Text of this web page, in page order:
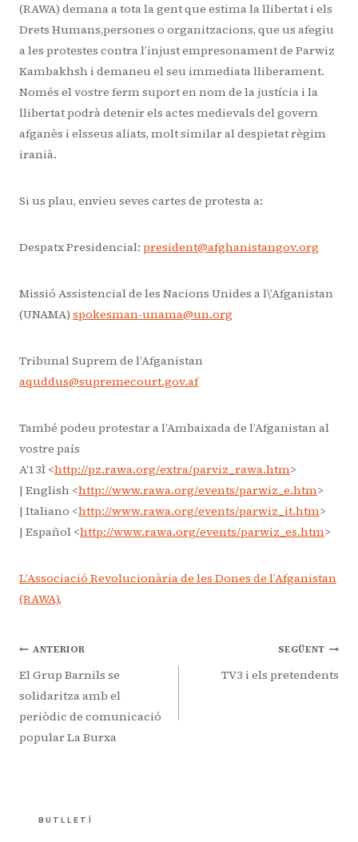
(RAWA) demana a tota la gent que estima la llibertat i els
Drets Humans,persones o organitzacions, que us afegiu
a les protestes contra l’injust empresonament de Parwiz
Kambakhsh i demaneu el seu immediata lliberament.
Només el vostre ferm suport en nom de la justícia i la
llibertat podrà detenir els actes medievals del govern
afganès i elsseus aliats, molt similar al despietat règim
iranià.
Si us plau, envieu seves cartes de protesta a:
Despatx Presidencial: president@afghanistangov.org
Missió Assistencial de les Nacions Unides a l\’Afganistan
(UNAMA) spokesman-unama@un.org
Tribunal Suprem de l’Afganistan
aquddus@supremecourt.gov.af
També podeu protestar a l’Ambaixada de l’Afganistan al
vostre país
A’13Ì <http://pz.rawa.org/extra/parviz_rawa.htm>
| English <http://www.rawa.org/events/parwiz_e.htm>
| Italiano <http://www.rawa.org/events/parwiz_it.htm>
| Español <http://www.rawa.org/events/parwiz_es.htm>
L’Associació Revolucionària de les Dones de l’Afganistan
(RAWA),
Navegació
d'entrades
ANTERIOR
El Grup Barnils se
solidaritza amb el
periòdic de comunicació
popular La Burxa
SEGÜENT
TV3 i els pretendents
BUTLLETÍ